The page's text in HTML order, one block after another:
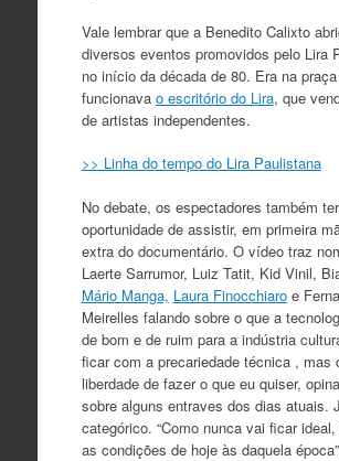
Vale lembrar que a Benedito Calixto
diversos eventos promovidos pelo Lira
no início da década de 80. Era na
funcionava o escritório do Lira, que
de artistas independentes.
>> Linha do tempo do Lira Paulistana
No debate, os espectadores também
oportunidade de assistir, em primeira
extra do documentário. O vídeo traz
Laerte Sarrumor, Luiz Tatit, Kid Vinil,
Mário Manga, Laura Finocchiaroe
Meirelles falando sobre o que a
de bom e de ruim para a indústria
ficar com a precariedade técnica , mas
liberdade de fazer o que eu quiser,
sobre alguns entraves dos dias atuais.
categórico. “Como nunca vai ficar
as condições de hoje às daquela